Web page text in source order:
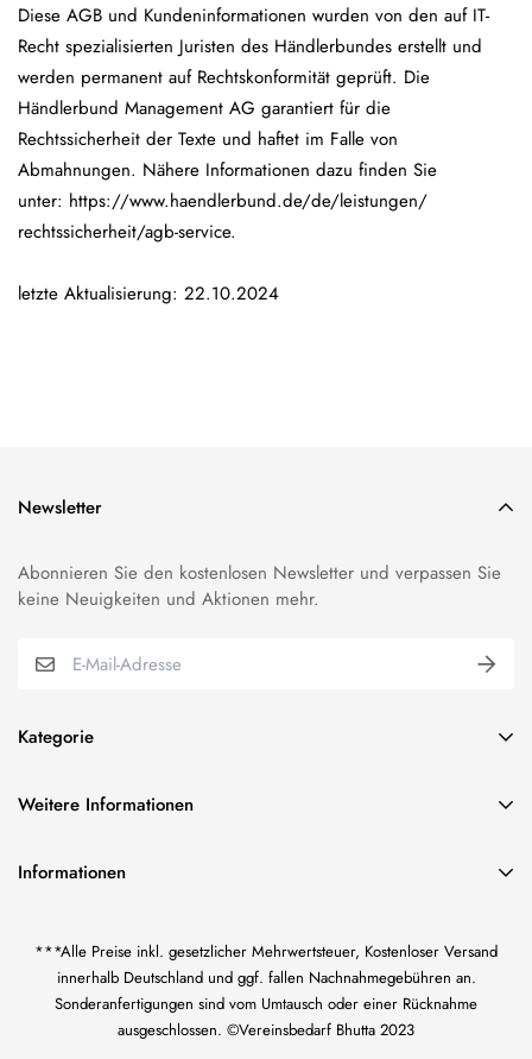
Diese AGB und Kundeninformationen wurden von den auf IT-
Recht spezialisierten Juristen des Händlerbundes erstellt und
werden permanent auf Rechtskonformität geprüft. Die
Händlerbund Management AG garantiert für die
Rechtssicherheit der Texte und haftet im Falle von
Abmahnungen. Nähere Informationen dazu finden Sie
unter: https://www.haendlerbund.de/de/leistungen/
rechtssicherheit/agb-service.
letzte Aktualisierung: 22.10.2024
Kategorie
BUNDESWEHR EFFEKTEN
ORDEN & ABZEICHEN
KORDELN/TRESSE & FRANSEN
US CIVIL WAR-EFFEKTEN
WK I KAISERREICH-EFFEKTEN
WEHRMACHT UNIFORM-EFFEKTEN
Newsletter
Abonnieren Sie den kostenlosen Newsletter und verpassen Sie
keine Neuigkeiten und Aktionen mehr.
Weitere Informationen
über uns
Widerrufsrecht
Datenschutzerklärung
Zahlung und Versand
Informationen
Inh. Bilal Bhutta
Götzenmühlweg 65
61350 Bad Homburg
***Alle Preise inkl. gesetzlicher Mehrwertsteuer, Kostenloser Versand
innerhalb Deutschland und ggf. fallen Nachnahmegebühren an.
Sonderanfertigungen sind vom Umtausch oder einer Rücknahme
ausgeschlossen. ©Vereinsbedarf Bhutta 2023